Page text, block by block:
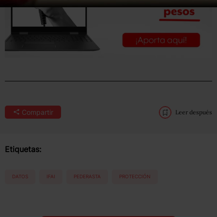
Compartir Leer después
Etiquetas:
DATOS IFAI PEDERASTA PROTECCIÓN